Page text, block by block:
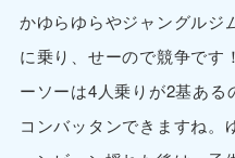
かゆらゆらやジャングルジ
に乗り、せーので競争です
ーソーは4人乗りが2基ある
コンバッタンできますね。